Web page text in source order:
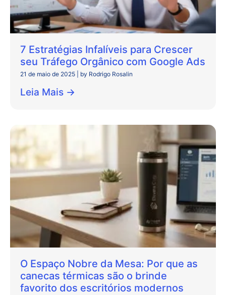
7 Estratégias Infalíveis para Crescer
seu Tráfego Orgânico com Google Ads
21 de maio de 2025 by Rodrigo Rosalin
Leia Mais →
O Espaço Nobre da Mesa: Por que as
canecas térmicas são o brinde
favorito dos escritórios modernos